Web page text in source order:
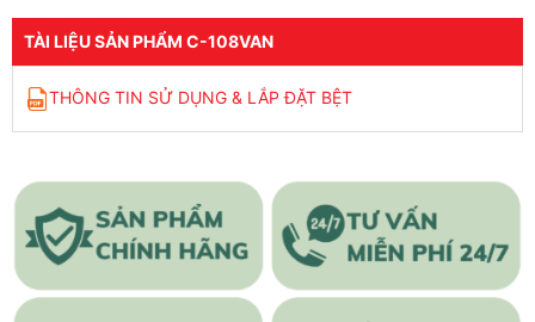
TÀI LIỆU SẢN PHẨM C-108VAN
THÔNG TIN SỬ DỤNG & LẮP ĐẶT BỆT